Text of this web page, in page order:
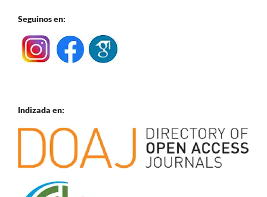
Seguinos en:
Indizada en: